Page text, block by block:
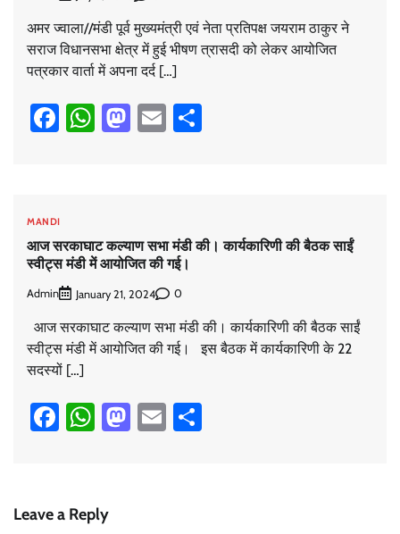
अमर ज्वाला//मंडी पूर्व मुख्यमंत्री एवं नेता प्रतिपक्ष जयराम ठाकुर ने
सराज विधानसभा क्षेत्र में हुई भीषण त्रासदी को लेकर आयोजित
पत्रकार वार्ता में अपना दर्द […]
Facebook
WhatsApp
Mastodon
Email
MANDI
आज सरकाघाट कल्याण सभा मंडी की। कार्यकारिणी की बैठक साईं
स्वीट्स मंडी में आयोजित की गई।
Admin January 21, 2024 0
आज सरकाघाट कल्याण सभा मंडी की। कार्यकारिणी की बैठक साईं
स्वीट्स मंडी में आयोजित की गई। इस बैठक में कार्यकारिणी के 22
सदस्यों […]
Facebook
WhatsApp
Mastodon
Email
Leave a Reply